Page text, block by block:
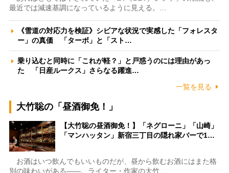
最近では減速基調になっているように見える。…
《雪道の対応力を検証》シビアな状況で実感した「フォレスタ
ー」の真価 「ターボ」と「スト…
乗り込むと同時に「これが軽？」と戸惑うのには理由があっ
た 「日産ルークス」さらなる躍進…
一覧を見る
大竹聡の「昼酒御免！」
【大竹聡の昼酒御免！】「ネグローニ」「山崎」
「マンハッタン」新宿三丁目の隠れ家バーで1…
お酒はいつ飲んでもいいものだが、昼から飲むお酒にはまた格
別の味わいがある――。ライター・作家の大竹…